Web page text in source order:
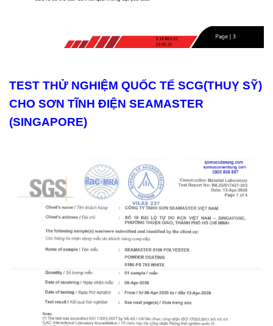
TEST THỬ NGHIỆM QUỐC TẾ SCG(THUỴ SỸ)
CHO SƠN TĨNH ĐIỆN SEAMASTER
(SINGAPORE)